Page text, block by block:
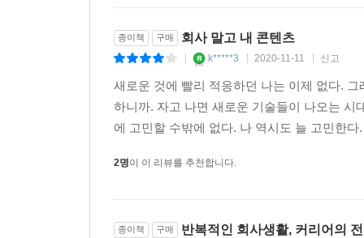
종이책 구매 회사 말고 내 콘텐츠
k*****3 2020-11-11 신고
새로운 것에 빨리 적응하던 나는 이제 없다.
하니까. 자고 나면 새로운 기술들이 나오는 시
에 고민할 수밖에 없다. 나 역시도 늘 고민한
2명이 이 리뷰를 추천합니다.
종이책 구매 반복적인 회사생활, 커리어의